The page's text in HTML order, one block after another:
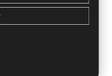
de riesgos